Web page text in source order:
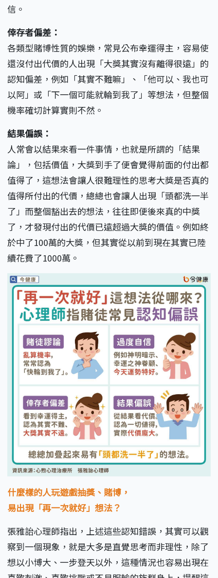
信。
倖存者偏差：
各類型賭博性質的娛樂，常見公布幸運得主，容易使
還沒付出代價的人出現「大獎其實沒有離得很遠」的
認知偏差，例如「其實不難嘛」、「他可以、我也可
以阿」或「下一個可能就輪到我了」等想法，但整個
機率確切計算實則不然。
結果偏誤：
人常會以結果來看一件事情，也就是所謂的「結果
論」，包括價值，大獎到手了便會覺得前面的付出都
值得了，這想法會讓人很難理性的思考大獎是否真的
值得所付出的代價，總總也會讓人出現「頭都洗一半
了」而整個豁出去的想法，往往即便後來真的中獎
了，才發現付出的代價已遠超過大獎的價值。例如終
於中了100萬的大獎，但其實從以前到現在其實已陸
續花費了1000萬。
什麼樣的人玩遊戲抽獎、賭博，
易出現「再一次就好」想法？
張雅詒心理師指出，上述這些認知錯誤，其實可以觀
察到一個現象，就是大多是直覺思考而非理性，除了
想以小博大、一步登天以外，這種情況也容易出現在